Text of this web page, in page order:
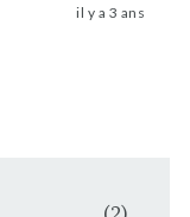
il y a 3 ans